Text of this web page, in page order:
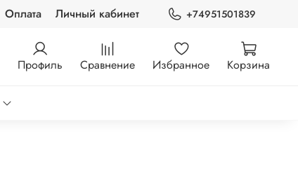
Оплата Личный кабинет +74951501839
Профиль Сравнение Избранное Корзина